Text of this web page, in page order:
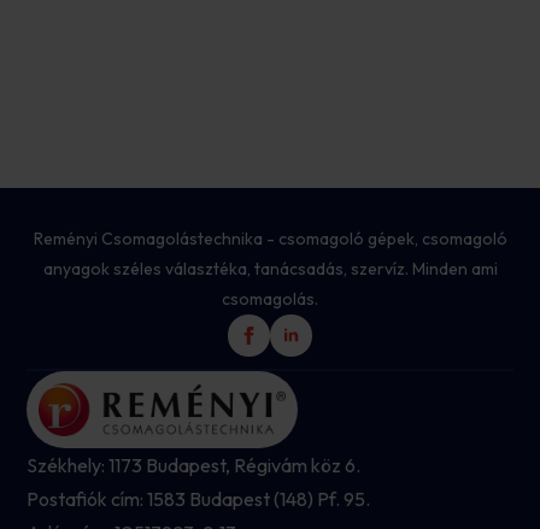
Reményi Csomagolástechnika - csomagoló gépek, csomagoló
anyagok széles választéka, tanácsadás, szervíz. Minden ami
csomagolás.
Székhely: 1173 Budapest, Régivám köz 6.
Postafiók cím: 1583 Budapest (148) Pf. 95.